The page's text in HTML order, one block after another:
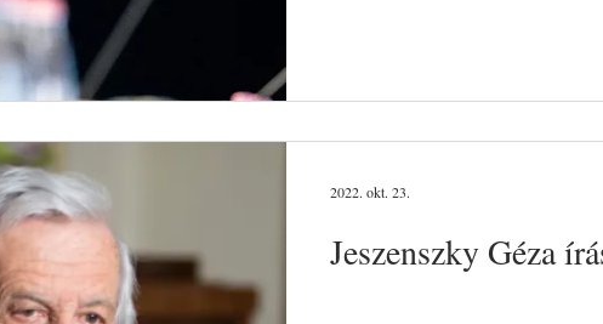
Jeszenszky Géza
2022. okt. 23.